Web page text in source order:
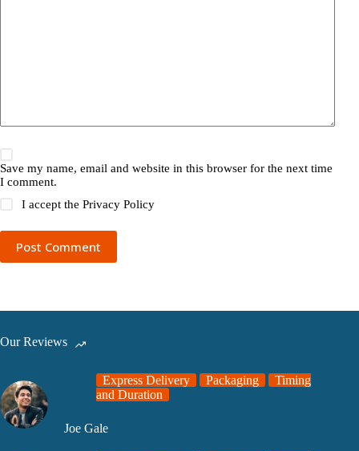
Save my name, email and website in this browser for the next time
I comment.
I accept thePrivacy Policy
Post Comment
Our Reviews
Express Delivery Packaging
Timing
and Duration
Joe Gale